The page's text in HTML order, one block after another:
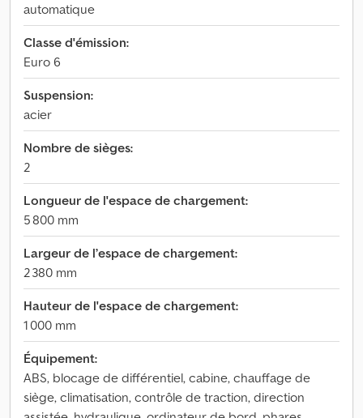
automatique
Classe d'émission:
Euro 6
Suspension:
acier
Nombre de sièges:
2
Longueur de l'espace de chargement:
5 800 mm
Largeur de l’espace de chargement:
2 380 mm
Hauteur de l'espace de chargement:
1 000 mm
Équipement:
ABS, blocage de différentiel, cabine, chauffage de
siège, climatisation, contrôle de traction, direction